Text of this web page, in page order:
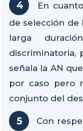
En
de selección de
larga
discriminatoria,
señala la AN
por caso pero
conjunto del
Con